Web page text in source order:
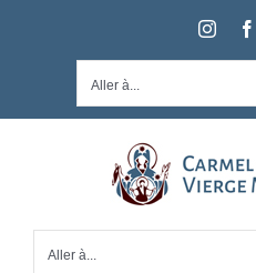
Aller à...
Aller à...